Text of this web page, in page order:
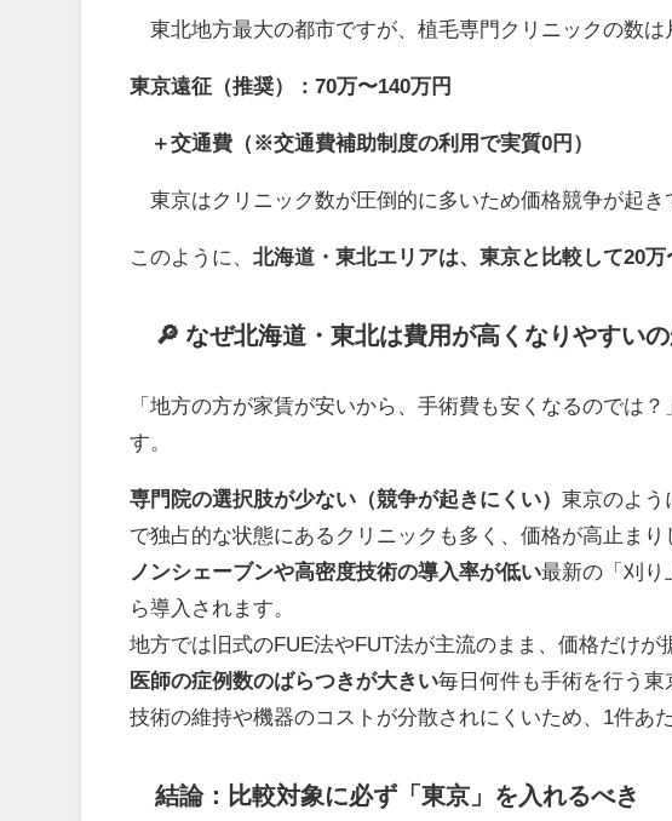
東北地方最大の都市ですが、植毛専門クリニックの数は
東京遠征（推奨）：70万〜140万円
＋交通費（※交通費補助制度の利用で実質0円）
東京はクリニック数が圧倒的に多いため価格競争が起
このように、北海道・東北エリアは、東京と比較して20
🔎 なぜ北海道・東北は費用が高くなりやすいの
「地方の方が家賃が安いから、手術費も安くなるのでは
す。
専門院の選択肢が少ない（競争が起きにくい）東京のよう
で独占的な状態にあるクリニックも多く、価格が高止まり
ノンシェーブンや高密度技術の導入率が低い最新の「刈り
ら導入されます。
地方では旧式のFUE法やFUT法が主流のまま、価格だけが
医師の症例数のばらつきが大きい毎日何件も手術を行う東
技術の維持や機器のコストが分散されにくいため、1件あ
結論：比較対象に必ず「東京」を入れるべき